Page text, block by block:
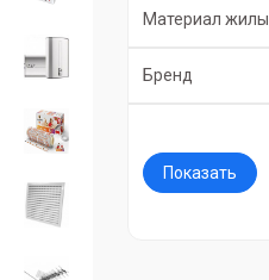
Материал жилы
Бренд